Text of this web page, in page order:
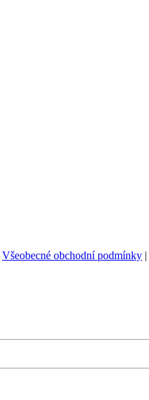
Všeobecné obchodní podmínky |